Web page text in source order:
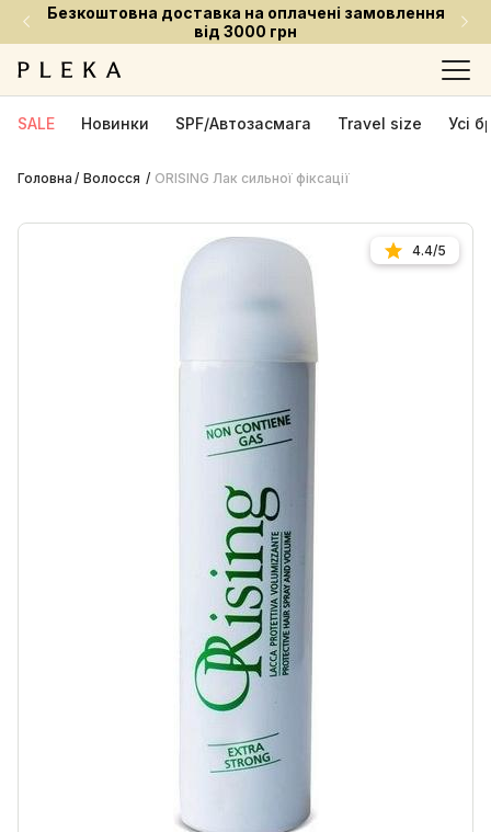
на оплачені замовлення
від 3000 грн
Встигни
SALE Новинки SPF/Автозасмага Travel size Усі
Головна Волосся ORISING Лак сильної фіксації
4.4/5